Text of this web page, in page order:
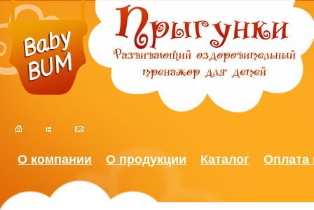
О компании О продукции Каталог Оплата